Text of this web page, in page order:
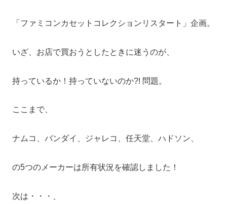
「ファミコンカセットコレクションリスタート」企画。
いざ、お店で買おうとしたときに迷うのが、
持っているか！持っていないのか?! 問題。
ここまで、
ナムコ、バンダイ、ジャレコ、任天堂、ハドソン、
の5つのメーカーは所有状況を確認しました！
次は・・・、